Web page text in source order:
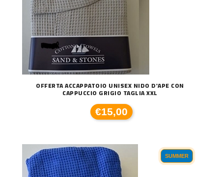
OFFERTA ACCAPPATOIO UNISEX NIDO D'APE CON
CAPPUCCIO GRIGIO TAGLIA XXL
€15,00
SUMMER